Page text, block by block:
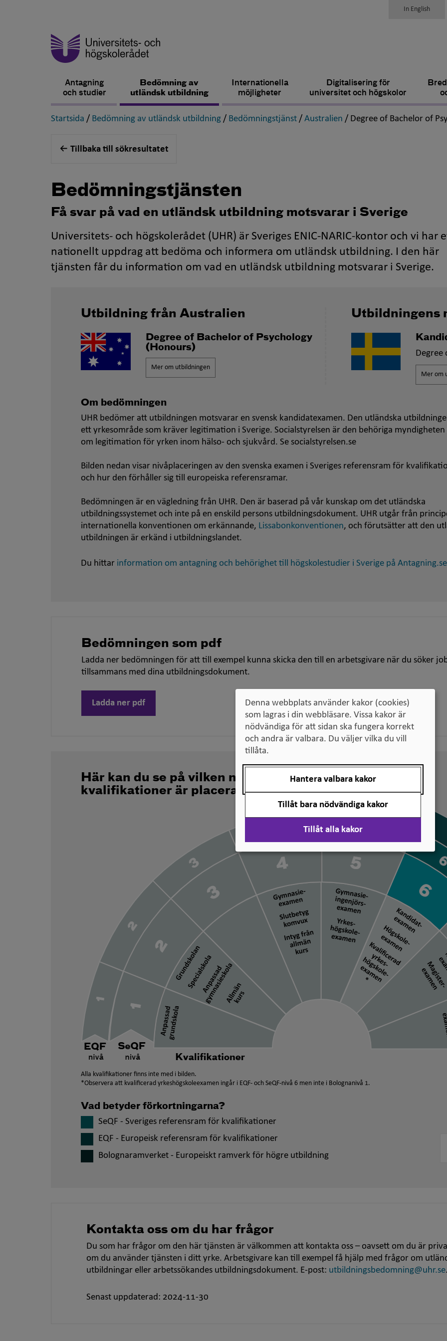
In English
Antagning
och studier
Bedömning av
utländsk utbildning
Internationella
möjligheter
Digitalisering för
universitet och högskolor
Startsida ,
/ Bedömning av utländsk utbildning ,
/ Bedömningstjänst ,
/ Australien ,
/ Degree of Bachelor of
Tillbaka till sökresultatet
Bedömningstjänsten
Få svar på vad en utländsk utbildning motsvarar i Sverige
Universitets- och högskolerådet (UHR) är Sveriges ENIC-NARIC-kontor och vi har
nationellt uppdrag att bedöma och informera om utländsk utbildning. I den här
tjänsten får du information om vad en utländsk utbildning motsvarar i Sverige.
Utbildning från Australien
Degree of Bachelor of Psychology
(Honours)
Mer om utbildningen
Utbildningens
Degree
Mer om
Om bedömningen
UHR bedömer att utbildningen motsvarar en svensk kandidatexamen. Den utländska
ett yrkesområde som kräver legitimation i Sverige. Socialstyrelsen är den behöriga
om legitimation för yrken inom hälso- och sjukvård. Se socialstyrelsen.se
Bilden nedan visar nivåplaceringen av den svenska examen i Sveriges referensram för
och hur den förhåller sig till europeiska referensramar.
Bedömningen är en vägledning från UHR. Den är baserad på vår kunskap om det utländska
utbildningssystemet och inte på en enskild persons utbildningsdokument. UHR utgår från
internationella konventionen om erkännande, Lissabonkonventionen, och förutsätter att den
utbildningen är erkänd i utbildningslandet.
Du hittar information om antagning och behörighet till högskolestudier i Sverige på Antagning.se
Bedömningen som pdf
Ladda ner bedömningen för att till exempel kunna skicka den till en arbetsgivare när du söker
tillsammans med dina utbildningsdokument.
Ladda ner pdf
Här kan du se på vilken nivå svenska
kvalifikationer är placerade
Alla kvalifikationer finns inte med i bilden.
*Observera att kvalificerad yrkeshögskoleexamen ingår i EQF- och SeQF-nivå 6 men inte i Bolognanivå 1.
Vad betyder förkortningarna?
SeQF - Sveriges referensram för kvalifikationer
EQF - Europeisk referensram för kvalifikationer
Bolognaramverket - Europeiskt ramverk för högre utbildning
Kontakta oss om du har frågor
Du som har frågor om den här tjänsten är välkommen att kontakta oss – oavsett om du är
om du använder tjänsten i ditt yrke. Arbetsgivare kan till exempel få hjälp med frågor om
utbildningar eller arbetssökandes utbildningsdokument. E-post: utbildningsbedomning@uhr.se.
Senast uppdaterad: 2024-11-30
Denna webbplats använder kakor (cookies)
som lagras i din webbläsare. Vissa kakor är
nödvändiga för att sidan ska fungera korrekt
och andra är valbara. Du väljer vilka du vill
tillåta.
Hantera valbara kakor
Tillåt bara nödvändiga kakor
Tillåt alla kakor